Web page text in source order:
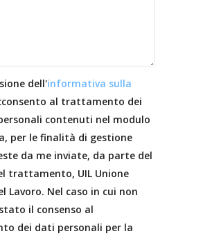
dell'informativa sulla
al trattamento dei
contenuti nel modulo
per le finalità di gestione
da me inviate, da parte del
trattamento, UIL Unione
Lavoro. Nel caso in cui non
il consenso al
dei dati personali per la